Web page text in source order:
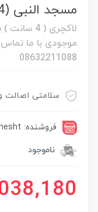
مسجد النبی (14024)
لاکچری ( 4
موجودی با ما تماس
08632211088
سلامتی اصالت
فروشنده: farshebehesht
ناموجود